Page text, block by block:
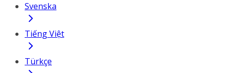
Svenska
Tiếng Việt
Türkçe